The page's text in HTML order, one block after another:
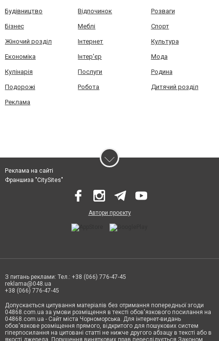
Будівництво Відпочинок Розваги
Бізнес Меблі Спорт
Жіночий розділ Інтернет Культура
Економіка Інтер'єр Мода
Кулінарія Послуги Родина
Подорожі Робота Дитячий розділ
Реклама
Реклама на сайті
Франшиза "CitySites"
Автори проєкту
З питань реклами: Тел.: +38 (066) 776-47-45
reklama@048.ua
+38 (066) 776-47-45
Допускається цитування матеріалів без отримання попередньої згоди
04868.com.ua за умови розміщення в тексті обов'язкового посилання на
04868.com.ua - Сайт міста Чорноморська. Для інтернет-видань
обов'язкове розміщення прямого, відкритого для пошукових систем
гіперпосилання на цитовані статті не нижче другого абзацу в тексті або в
якості джерела. Порушення виняткових прав переслідується Законом.